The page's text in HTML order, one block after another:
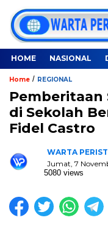
HOME NASIONAL
Home / REGIONAL
Pemberitaan
di Sekolah
Fidel Castro
WARTA
Jumat, 7
5080 views